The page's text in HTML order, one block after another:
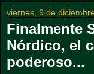
viernes, 9 de
Finalmente
Nórdico, el
poderoso...